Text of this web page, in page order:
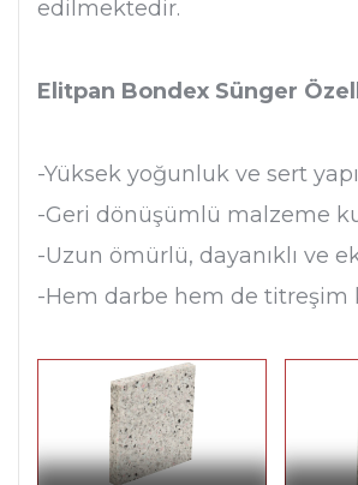
edilmektedir.
Elitpan Bondex Sünger
-Yüksek yoğunluk ve sert
-Geri dönüşümlü malzeme
-Uzun ömürlü, dayanıklı ve
-Hem darbe hem de titreşim